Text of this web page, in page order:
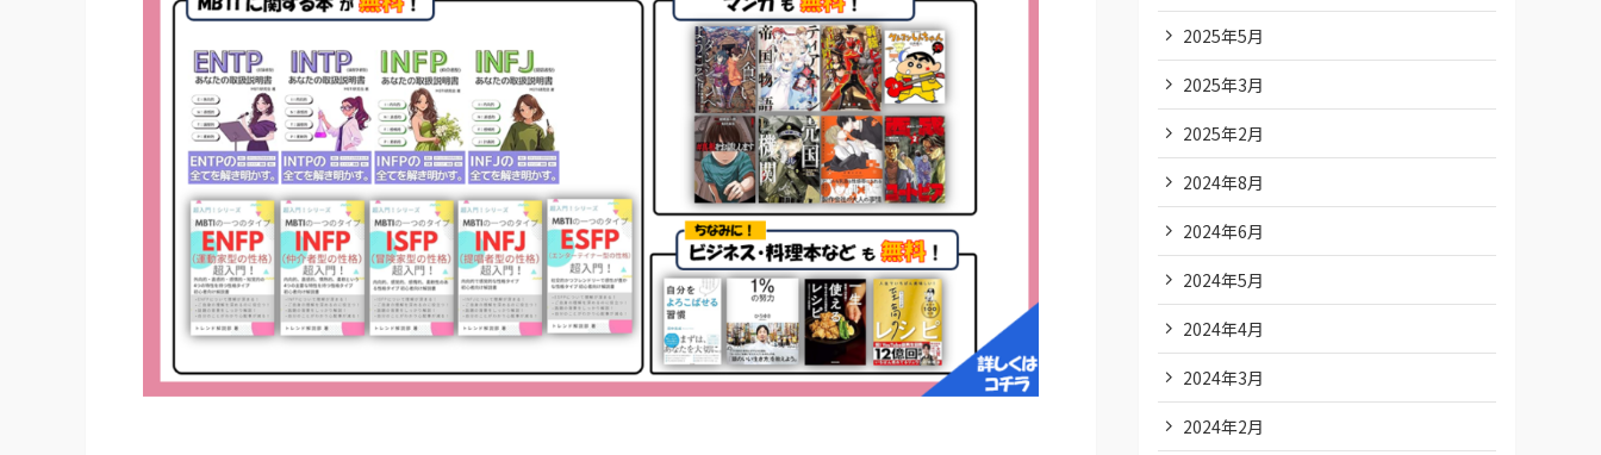
2025年5月
2025年3月
2025年2月
2024年8月
2024年6月
2024年5月
2024年4月
2024年3月
2024年2月